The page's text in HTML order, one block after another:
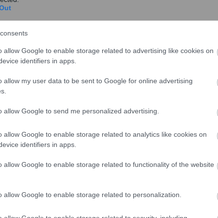
allow Google to enable storage related to advertising like cookies on
identifiers in apps.
allow my user data to be sent to Google for online advertising
allow Google to send me personalized advertising.
allow Google to enable storage related to analytics like cookies on
identifiers in apps.
allow Google to enable storage related to functionality of the website
allow Google to enable storage related to personalization.
μελέτη του Ινστιτούτου του Συνδέσμου Ελληνικών
«Το προφίλ σημαντικών αγορών του Ελληνικού
Ηνωμένο Βασίλειο, Ισπανία, Ιταλία)» κι ένα από
πως ειδικά στη σημερινή συγκυρία απαιτείται
επισκεπτών ανά αγορά.
δίμηνο του 2026 σε δείγμα ~4.600 ατόμων και
την ταξιδιωτική συμπεριφορά δυνητικών
ευρωπαϊκές αγορές και διερευνά τις προθέσεις
12 μήνες, περιλαμβάνοντας φυσικά και τους
ότι οι εν λόγω αγορές το 2025 συνεισέφεραν άνω